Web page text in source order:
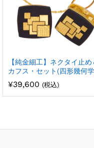
【純金細工】ネクタイ止め
カフス・セット(四形幾何
¥39,600 (税込)